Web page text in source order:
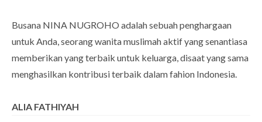
Busana NINA NUGROHO adalah sebuah penghargaan
untuk Anda, seorang wanita muslimah aktif yang senantiasa
memberikan yang terbaik untuk keluarga, disaat yang sama
menghasilkan kontribusi terbaik dalam fahion Indonesia.
ALIA FATHIYAH